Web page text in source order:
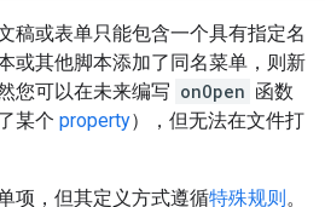
稿或表单只能包含一个具有指定名
或其他脚本添加了同名菜单，则新
您可以在未来编写 onOpen 函数
某个 property），但无法在文件打
项，但其定义方式遵循特殊规则 。